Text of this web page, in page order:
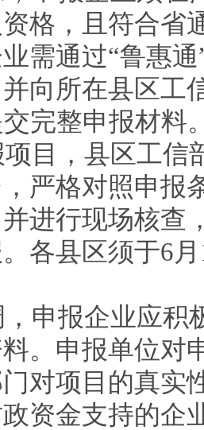
格，且符合省
需通过“鲁惠
向所在县区工
完整申报材料
目，县区工信
严格对照申报
进行现场核查
各县区须于6
申报企业应积
。申报单位对
对项目的真实
资金支持的企